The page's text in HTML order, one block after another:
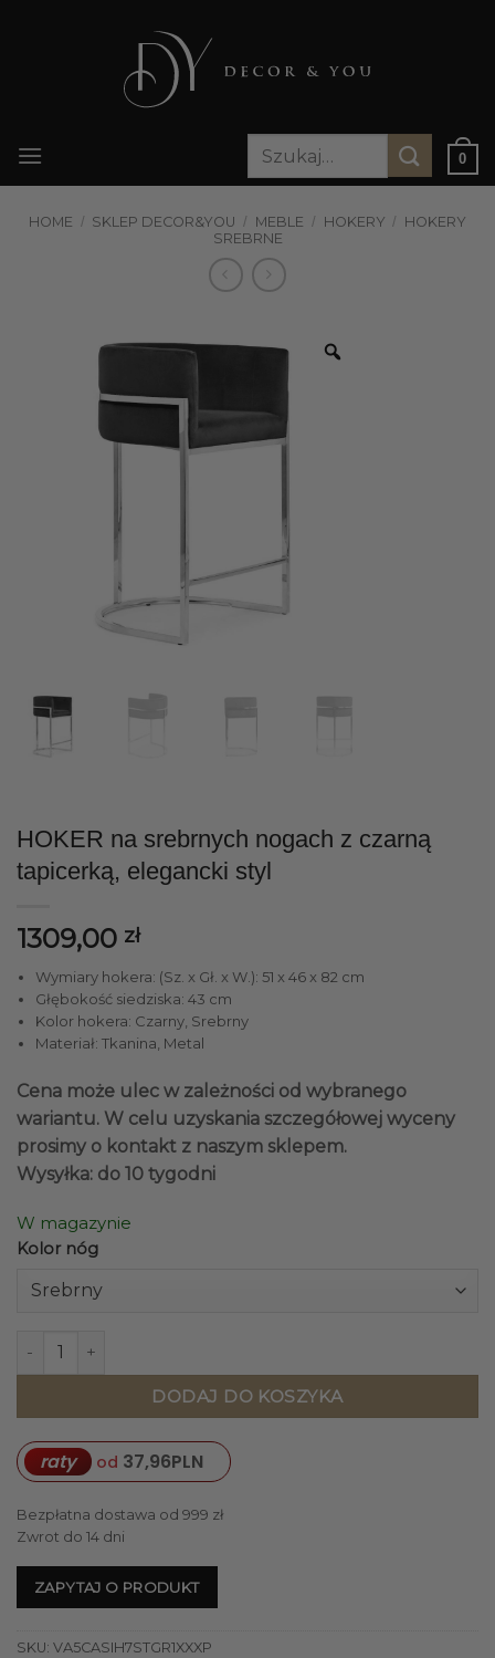
Szukaj:
0
HOME / SKLEP DECOR&YOU / MEBLE / HOKERY / HOKERY
SREBRNE
HOKER na srebrnych nogach z czarną
tapicerką, elegancki styl
1309,00 zł
Wymiary hokera: (Sz. x Gł. x W.): 51 x 46 x 82 cm
Głębokość siedziska: 43 cm
Kolor hokera: Czarny, Srebrny
Materiał: Tkanina, Metal
Cena może ulec w zależności od wybranego
wariantu. W celu uzyskania szczegółowej wyceny
prosimy o kontakt z naszym sklepem.
Wysyłka: do 10 tygodni
W magazynie
Kolor nóg
ilość HOKER na srebrnych nogach z czarną tapicerką,
DODAJ DO KOSZYKA
raty od 37,96PLN
Bezpłatna dostawa od 999 zł
Zwrot do 14 dni
ZAPYTAJ O PRODUKT
SKU: VA5CASIH7STGR1XXXP